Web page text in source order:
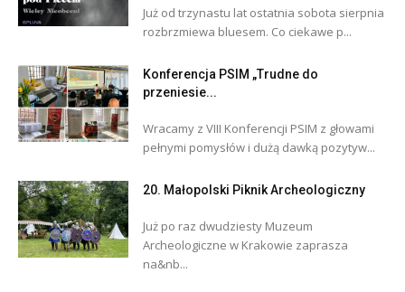
Już od trzynastu lat ostatnia sobota sierpnia
rozbrzmiewa bluesem. Co ciekawe p...
Konferencja PSIM „Trudne do
przeniesie...
Wracamy z VIII Konferencji PSIM z głowami
pełnymi pomysłów i dużą dawką pozytyw...
20. Małopolski Piknik Archeologiczny
Już po raz dwudziesty Muzeum
Archeologiczne w Krakowie zaprasza
na&nb...